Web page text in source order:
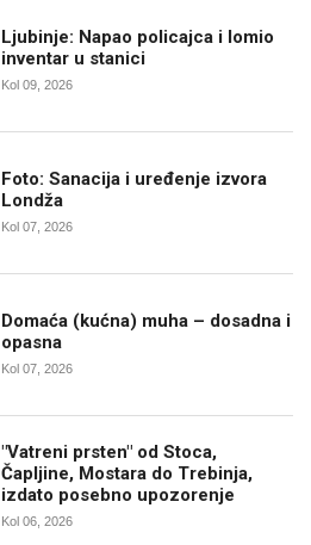
Ljubinje: Napao policajca i lomio
inventar u stanici
Kol 09, 2026
Foto: Sanacija i uređenje izvora
Londža
Kol 07, 2026
Domaća (kućna) muha – dosadna i
opasna
Kol 07, 2026
"Vatreni prsten" od Stoca,
Čapljine, Mostara do Trebinja,
izdato posebno upozorenje
Kol 06, 2026